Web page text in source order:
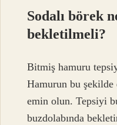
Sodalı börek
bekletilmeli?
Bitmiş hamuru
Hamurun bu şekilde
emin olun. Tepsiyi
buzdolabında